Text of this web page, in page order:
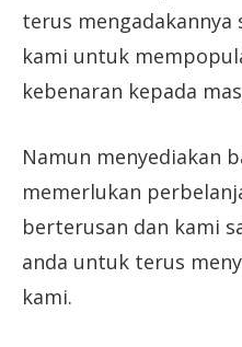
terus mengadakannya
kami untuk
kebenaran kepada
Namun menyediakan
memerlukan
berterusan dan kami
anda untuk terus
kami.